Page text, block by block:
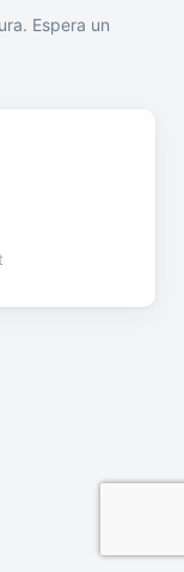
Espera un